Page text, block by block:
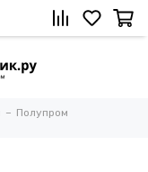
Полупром